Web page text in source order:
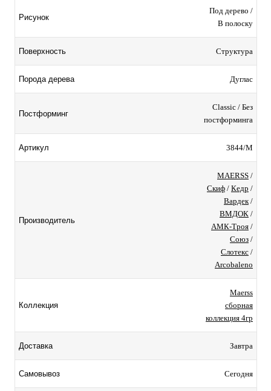
Рисунок
Под дерево /
В полоску
Поверхность Структура
Порода дерева Дуглас
Постформинг
Classic / Без
постформинга
Артикул 3844/М
Производитель
MAERSS /
Скиф / Кедр /
Вардек/
ВМДОК /
АМК-Троя /
Союз /
Слотекс /
Arcobaleno
Коллекция
Maerss
сборная
коллекция 4гр
Доставка Завтра
Самовывоз Сегодня